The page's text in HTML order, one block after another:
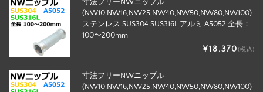
寸法フリーNWニップル
(NW10,NW16,NW25,NW40,NW50,NW80,NW100)
ステンレス SUS304 SUS316L アルミ A5052 全長：
100〜200mm
¥18,370(税込)
寸法フリーNWニップル
(NW10,NW16,NW25,NW40,NW50,NW80,NW100)